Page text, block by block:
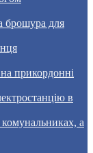
брошура для
на прикордонні
в
а